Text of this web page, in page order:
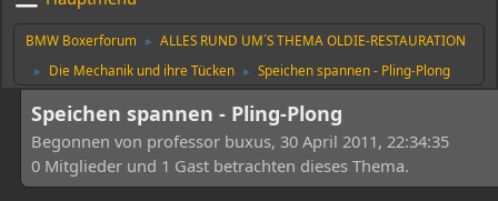
BMW Boxerforum ► ALLES RUND UM´S THEMA OLDIE-RESTAURATION
► Die Mechanik und ihre Tücken ► Speichen spannen - Pling-Plong
Speichen spannen - Pling-Plong
Begonnen von professor buxus, 30 April 2011, 22:34:35
0 Mitglieder und 1 Gast betrachten dieses Thema.